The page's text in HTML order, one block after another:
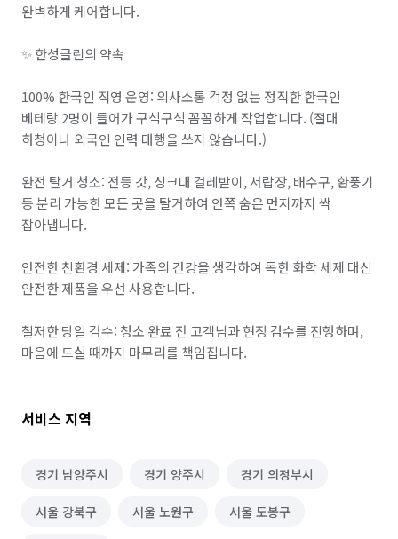
완벽하게 케어합니다.
✨ 한성클린의 약속
100% 한국인 직영 운영: 의사소통 걱정 없는 정직한 한국인
베테랑 2명이 들어가 구석구석 꼼꼼하게 작업합니다. (절대
하청이나 외국인 인력 대행을 쓰지 않습니다.)
완전 탈거 청소: 전등 갓, 싱크대 걸레받이, 서랍장, 배수구, 환풍기
등 분리 가능한 모든 곳을 탈거하여 안쪽 숨은 먼지까지 싹
잡아냅니다.
안전한 친환경 세제: 가족의 건강을 생각하여 독한 화학 세제 대신
안전한 제품을 우선 사용합니다.
철저한 당일 검수: 청소 완료 전 고객님과 현장 검수를 진행하며,
마음에 드실 때까지 마무리를 책임집니다.
서비스 지역
경기 남양주시 경기 양주시 경기 의정부시
서울 강북구 서울 노원구 서울 도봉구